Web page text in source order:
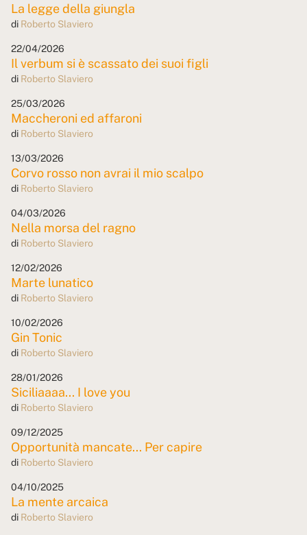
La legge della giungla
di Roberto Slaviero
22/04/2026
Il verbum si è scassato dei suoi figli
di Roberto Slaviero
25/03/2026
Maccheroni ed affaroni
di Roberto Slaviero
13/03/2026
Corvo rosso non avrai il mio scalpo
di Roberto Slaviero
04/03/2026
Nella morsa del ragno
di Roberto Slaviero
12/02/2026
Marte lunatico
di Roberto Slaviero
10/02/2026
Gin Tonic
di Roberto Slaviero
28/01/2026
Siciliaaaa... I love you
di Roberto Slaviero
09/12/2025
Opportunità mancate... Per capire
di Roberto Slaviero
04/10/2025
La mente arcaica
di Roberto Slaviero